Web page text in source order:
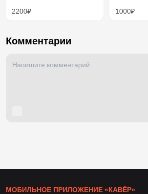
2200₽ 1000₽
Комментарии
МОБИЛЬНОЕ ПРИЛОЖЕНИЕ «КАВЁР»